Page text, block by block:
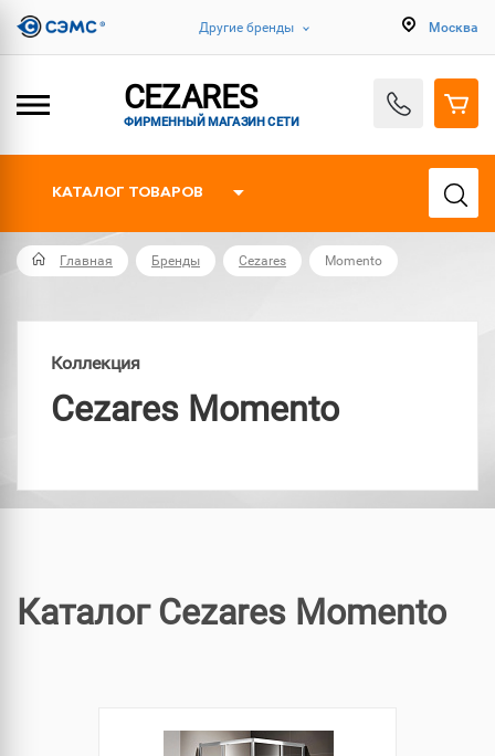
Другие бренды Москва
CEZARES
ФИРМЕННЫЙ МАГАЗИН СЕТИ
КАТАЛОГ ТОВАРОВ
Главная Бренды Cezares Momento
Коллекция
Cezares Momento
Каталог Cezares Momento